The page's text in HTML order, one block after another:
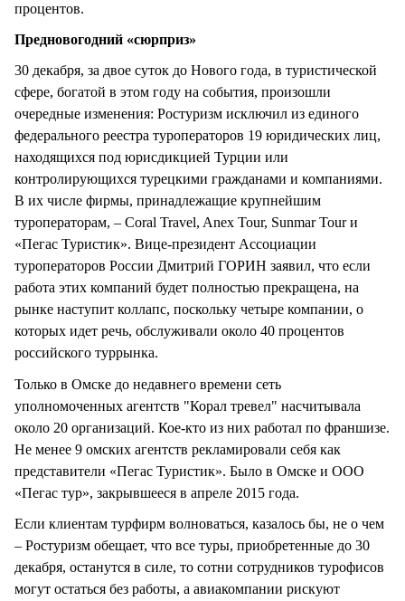
процентов.
Предновогодний «сюрприз»
30 декабря, за двое суток до Нового года, в туристической
сфере, богатой в этом году на события, произошли
очередные изменения: Ростуризм исключил из единого
федерального реестра туроператоров 19 юридических лиц,
находящихся под юрисдикцией Турции или
контролирующихся турецкими гражданами и компаниями.
В их числе фирмы, принадлежащие крупнейшим
туроператорам, – Coral Travel, Anex Tour, Sunmar Tour и
«Пегас Туристик». Вице-президент Ассоциации
туроператоров России Дмитрий ГОРИН заявил, что если
работа этих компаний будет полностью прекращена, на
рынке наступит коллапс, поскольку четыре компании, о
которых идет речь, обслуживали около 40 процентов
российского туррынка.
Только в Омске до недавнего времени сеть
уполномоченных агентств "Корал тревел" насчитывала
около 20 организаций. Кое-кто из них работал по франшизе.
Не менее 9 омских агентств рекламировали себя как
представители «Пегас Туристик». Было в Омске и ООО
«Пегас тур», закрывшееся в апреле 2015 года.
Если клиентам турфирм волноваться, казалось бы, не о чем
– Ростуризм обещает, что все туры, приобретенные до 30
декабря, останутся в силе, то сотни сотрудников турофисов
могут остаться без работы, а авиакомпании рискуют